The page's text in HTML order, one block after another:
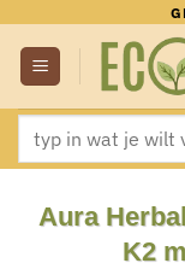
naar
inhoud
Zoeken
naar:
Aura
K2